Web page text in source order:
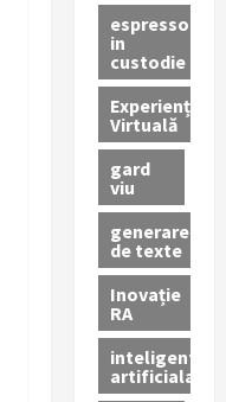
espressor
in
custodie
Experiență
Virtuală
gard
viu
generare
de texte
Inovație
RA
inteligenta
artificiala